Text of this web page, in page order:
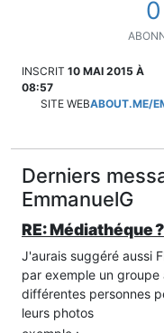
0
INSCRIT 10 MAI 2015 À
08:57
SITE WEBABOUT.ME/
Derniers
EmmanuelG
RE: Médiathéque ?
J'aurais suggéré aussi
par exemple un groupe
différentes personnes
leurs photos